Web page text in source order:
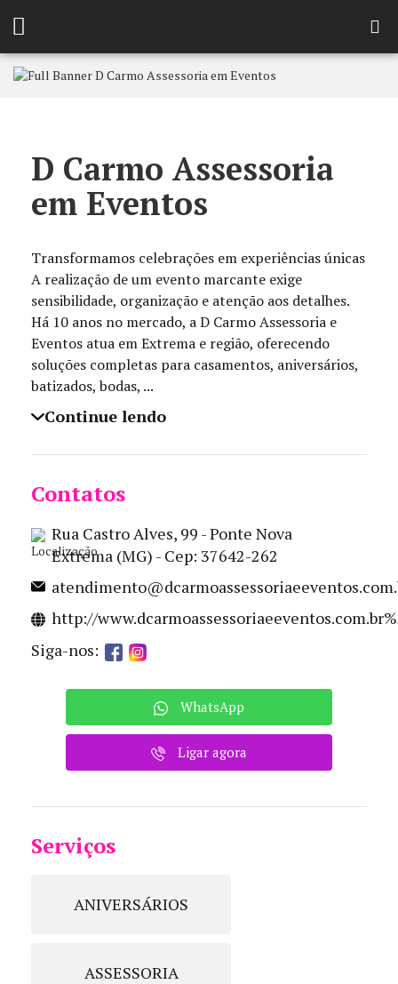
D Carmo Assessoria
em Eventos
Transformamos celebrações em experiências únicas
A realização de um evento marcante exige
sensibilidade, organização e atenção aos detalhes.
Há 10 anos no mercado, a D Carmo Assessoria e
Eventos atua em Extrema e região, oferecendo
soluções completas para casamentos, aniversários,
batizados, bodas, ...
Continue lendo
Contatos
Rua Castro Alves, 99 - Ponte Nova
Extrema (MG) - Cep: 37642-262
http://
Siga-nos:
WhatsApp
Ligar agora
Serviços
ANIVERSÁRIOS
ASSESSORIA